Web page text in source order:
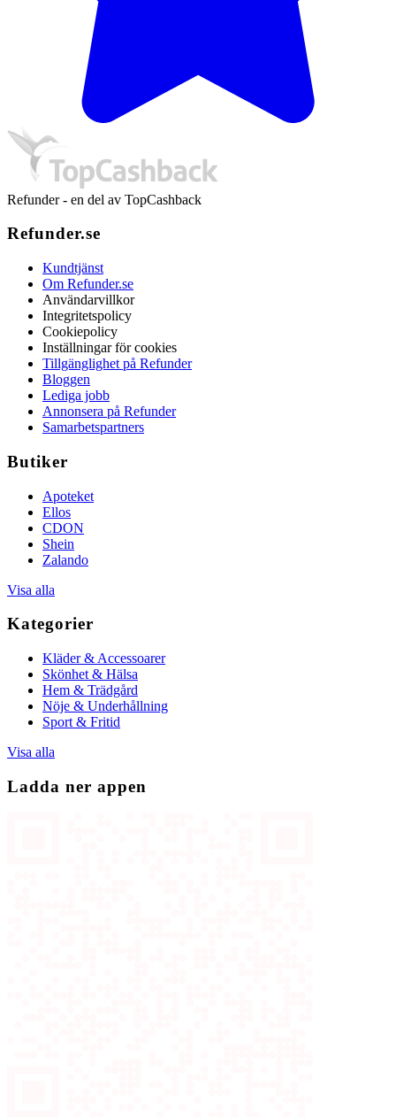
Refunder - en del av TopCashback
Refunder.se
Kundtjänst
Om Refunder.se
Användarvillkor
Integritetspolicy
Cookiepolicy
Inställningar för cookies
Tillgänglighet på Refunder
Bloggen
Lediga jobb
Annonsera på Refunder
Samarbetspartners
Butiker
Apoteket
Ellos
CDON
Shein
Zalando
Visa alla
Kategorier
Kläder & Accessoarer
Skönhet & Hälsa
Hem & Trädgård
Nöje & Underhållning
Sport & Fritid
Visa alla
Ladda ner appen